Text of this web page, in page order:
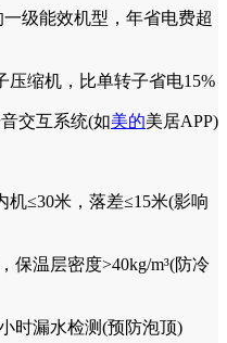
级能效机型，年省电费超
缩机，比单转子省电15%
交互系统(如美的美居APP)
≤30米，落差≤15米(影响
温层密度>40kg/m³(防冷
漏水检测(预防泡顶)